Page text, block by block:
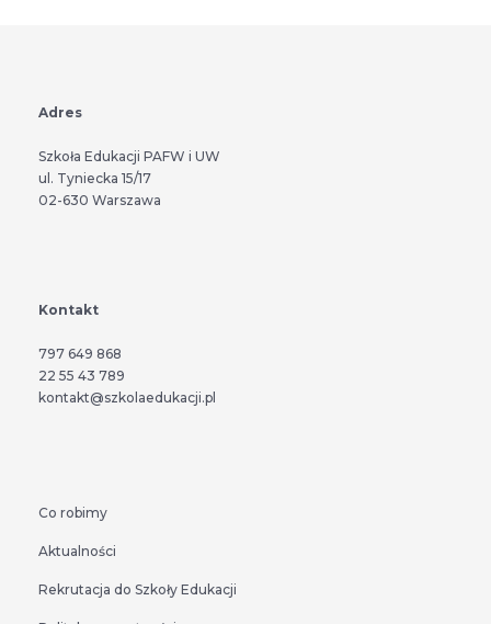
Adres
Szkoła Edukacji PAFW i UW
ul. Tyniecka 15/17
02-630 Warszawa
Kontakt
797 649 868
22 55 43 789
kontakt@szkolaedukacji.pl
Co robimy
Aktualności
Rekrutacja do Szkoły Edukacji